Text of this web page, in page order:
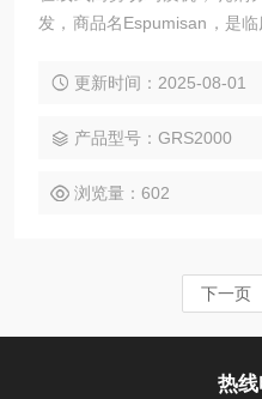
发，商品名Espumisan，是
食糜和粘液气泡的表面张力
进入血液循环，因此具有较高
更新时间：2025-08-01
产品型号：GRS2000
浏览量：602
下一页
热线